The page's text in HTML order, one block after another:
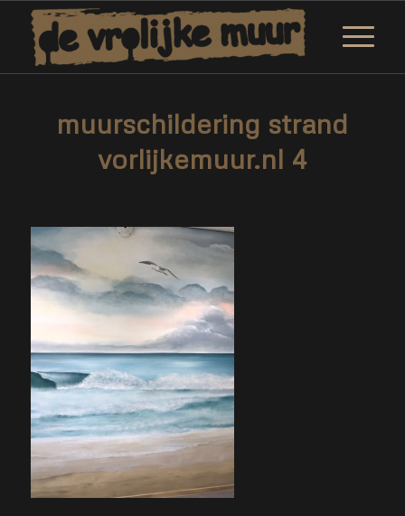
muurschildering strand
vorlijkemuur.nl 4